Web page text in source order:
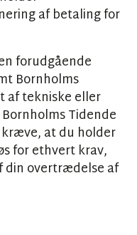
af betaling for
forudgående
Bornholms
af tekniske eller
Tidende
at du holder
for ethvert krav,
din overtrædelse af